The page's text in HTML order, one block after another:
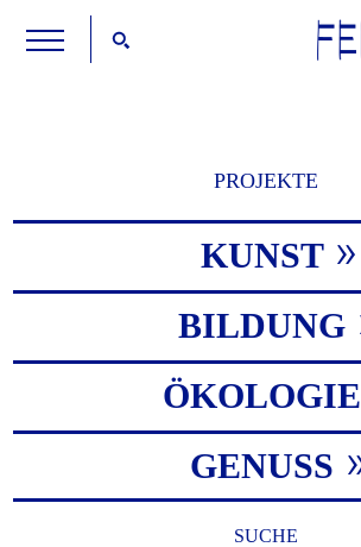
PROJEKTE
KUNST
BILDUNG
ÖKOLOGIE
GENUSS
SUCHE